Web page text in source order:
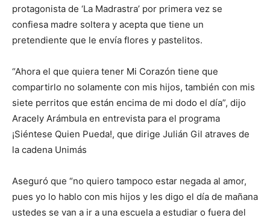
protagonista de ‘La Madrastra’ por primera vez se
confiesa madre soltera y acepta que tiene un
pretendiente que le envía flores y pastelitos.
“Ahora el que quiera tener Mi Corazón tiene que
compartirlo no solamente con mis hijos, también con mis
siete perritos que están encima de mi dodo el día”, dijo
Aracely Arámbula en entrevista para el programa
¡Siéntese Quien Pueda!, que dirige Julián Gil atraves de
la cadena Unimás
Aseguró que “no quiero tampoco estar negada al amor,
pues yo lo hablo con mis hijos y les digo el día de mañana
ustedes se van a ir a una escuela a estudiar o fuera del